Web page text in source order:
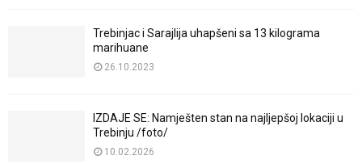
Trebinjac i Sarajlija uhapšeni sa 13 kilograma
marihuane
26.10.2023
IZDAJE SE: Namješten stan na najljepšoj lokaciji u
Trebinju /foto/
10.02.2026